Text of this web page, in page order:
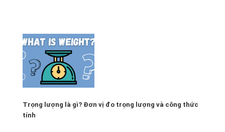
Trọng lượng là gì? Đơn vị đo trọng lượng và công thức
tính